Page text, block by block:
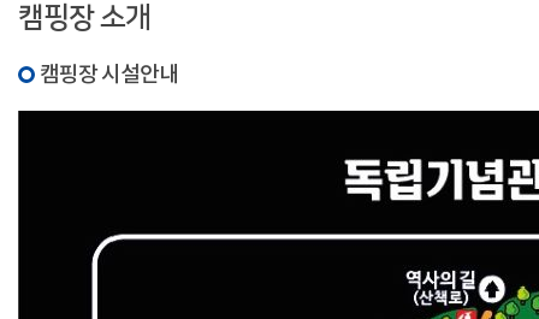
캠핑장 소개
캠핑장 시설안내